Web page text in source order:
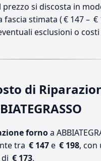
prezzo si discosta in
stimata ( € 147 – €
esclusioni o
di
fornoa
tra € 147e € 198, con
€ 173.